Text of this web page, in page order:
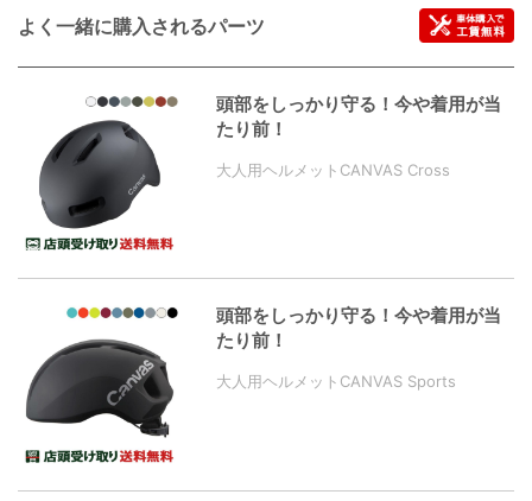
よく一緒に購入されるパーツ
頭部をしっかり守る！今や着用が当
たり前！
大人用ヘルメットCANVAS Cross
頭部をしっかり守る！今や着用が当
たり前！
大人用ヘルメットCANVAS Sports